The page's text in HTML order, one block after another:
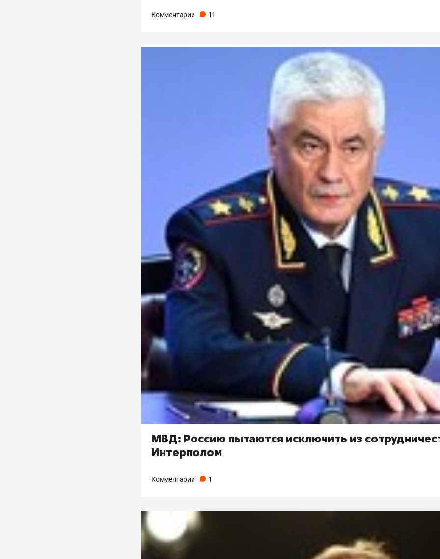
Комментарии 11
МВД: Россию пытаются исключить из
Интерполом
Комментарии 1